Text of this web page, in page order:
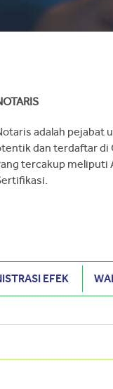
adalah pejabat
dan terdaftar di
tercakup meliputi
EFEK